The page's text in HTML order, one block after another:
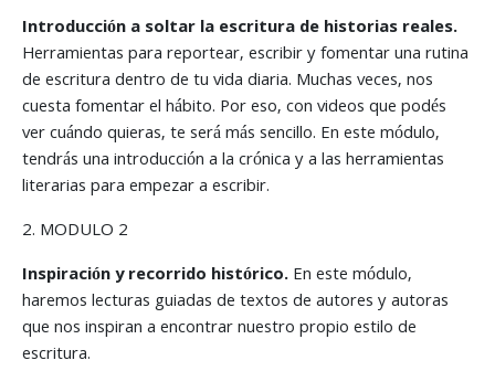
Introducción a soltar la escritura de historias reales.
Herramientas para reportear, escribir y fomentar una rutina
de escritura dentro de tu vida diaria. Muchas veces, nos
cuesta fomentar el hábito. Por eso, con videos que podés
ver cuándo quieras, te será más sencillo. En este módulo,
tendrás una introducción a la crónica y a las herramientas
literarias para empezar a escribir.
2. MODULO 2
Inspiración y recorrido histórico.En este módulo,
haremos lecturas guiadas de textos de autores y autoras
que nos inspiran a encontrar nuestro propio estilo de
escritura.